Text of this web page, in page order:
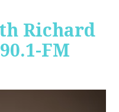
Richard
FM